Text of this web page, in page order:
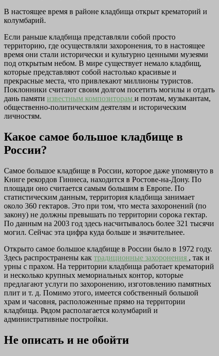
В настоящее время в районе кладбища открыт крематорий и
колумбарий.
Если раньше кладбища представляли собой просто
территорию, где осуществляли захоронения, то в настоящее
время они стали исторически и культурно ценными музеями
под открытым небом. В мире существует немало кладбищ,
которые представляют собой настолько красивые и
прекрасные места, что привлекают миллионы туристов.
Поклонники считают своим долгом посетить могилы и отдать
дань памяти известным композиторам и поэтам, музыкантам,
общественно-политическим деятелям и историческим
личностям.
Какое самое большое кладбище в
России?
Самое большое кладбище в России, которое даже упомянуто в
Книге рекордов Гиннеса, находится в Ростове-на-Дону. По
площади оно считается самым большим в Европе. По
статистическим данным, территория кладбища занимает
около 360 гектаров. Это при том, что места захоронений (по
закону) не должны превышать по территории сорока гектар.
По данным на 2003 год здесь насчитывалось более 321 тысячи
могил. Сейчас эта цифра куда больше и значительнее.
Открыто самое большое кладбище в России было в 1972 году.
Здесь распространены как традиционные захоронения , так и
урны с прахом. На территории кладбища работает крематорий
и несколько крупных мемориальных контор, которые
предлагают услуги по захоронению, изготовлению памятных
плит и т. д. Помимо этого, имеется собственный большой
храм и часовня, расположенные прямо на территории
кладбища. Рядом располагается колумбарий и
административные постройки.
Не описать и не обойти